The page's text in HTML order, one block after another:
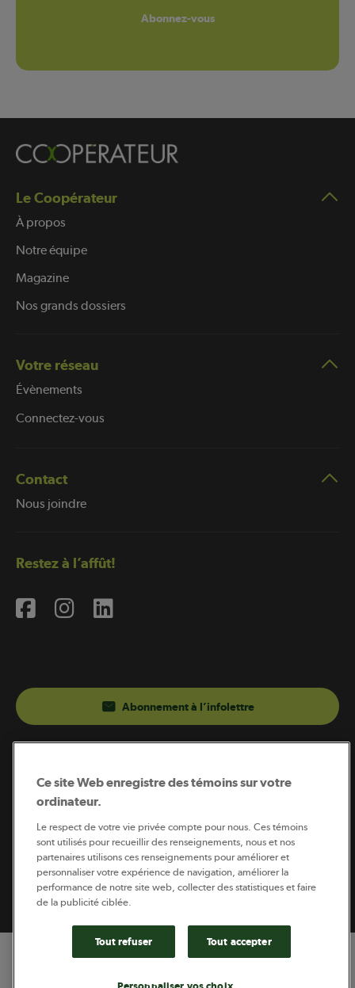
Abonnez-vous
Le Coopérateur
À propos
Notre équipe
Magazine
Nos grands dossiers
Votre réseau
Évènements
Connectez-vous
Contact
Nous joindre
Restez à l’affût!
Abonnement à l’infolettre
Il est l’outil d’information de la coopération agricole
québécoise.
Footer
legal
Politique de vie privée
© 2026 - Coopérateur - Tous droits réservés
Ce site Web enregistre des témoins sur votre
ordinateur.
Le respect de votre vie privée compte pour nous. Ces témoins
sont utilisés pour recueillir des renseignements, nous et nos
partenaires utilisons ces renseignements pour améliorer et
personnaliser votre expérience de navigation, améliorer la
performance de notre site web, collecter des statistiques et faire
de la publicité ciblée.
Tout refuser Tout accepter